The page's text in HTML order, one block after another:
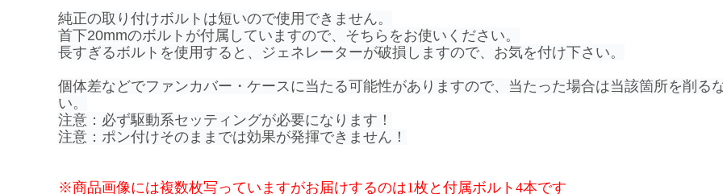
純正の取り付けボルトは短いので使用できません。
首下20mmのボルトが付属していますので、そちらをお使いください。
長すぎるボルトを使用すると、ジェネレーターが破損しますので、お気を付け下さい。
個体差などでファンカバー・ケースに当たる可能性がありますので、当たった場合は当該箇所を削る
い。
注意：必ず駆動系セッティングが必要になります！
注意：ポン付けそのままでは効果が発揮できません！
※商品画像には複数枚写っていますがお届けするのは1枚と付属ボルト4本です